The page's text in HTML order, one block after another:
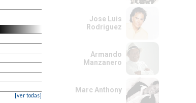
[ver todas]
Jose Luis
Rodriguez
Armando
Manzanero
Marc Anthony